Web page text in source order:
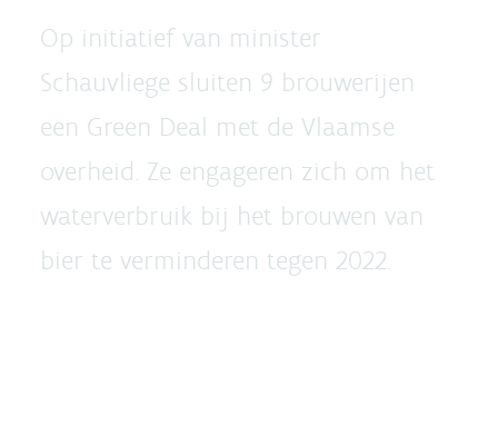
Op initiatief van minister
Schauvliege sluiten 9 brouwerijen
een Green Deal met de Vlaamse
overheid. Ze engageren zich om het
waterverbruik bij het brouwen van
bier te verminderen tegen 2022.